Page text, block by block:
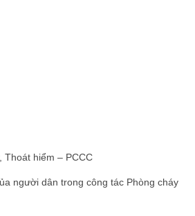
Thoát hiểm – PCCC
người dân trong công tác Phòng cháy